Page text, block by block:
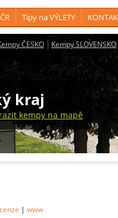
Tipy na VÝLETY
ČESKO Kempy SLOVENSKO
kraj
kempy na mapě
| www